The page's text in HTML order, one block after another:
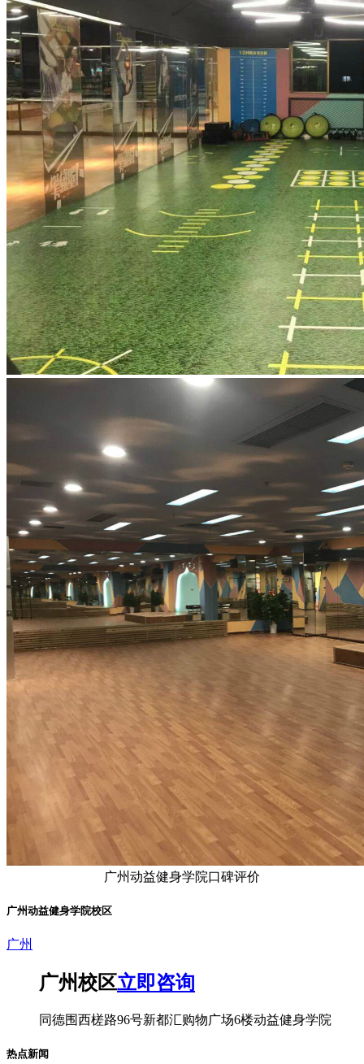
广州动益健身学院口碑评价
广州动益健身学院校区
广州
广州校区立即咨询
同德围西槎路96号新都汇购物广场6楼动益健身学院
热点新闻